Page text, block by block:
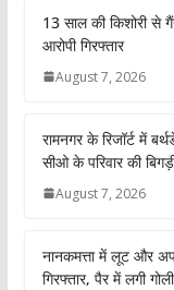
13 साल की किशोरी से
आरोपी गिरफ्तार
August 7, 2026
रामनगर के रिजॉर्ट में
सीओ के परिवार की
August 7, 2026
नानकमत्ता में लूट और
गिरफ्तार, पैर में लगी गोली